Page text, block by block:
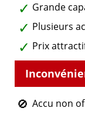
Grande
Plusieurs
Prix
Accu non